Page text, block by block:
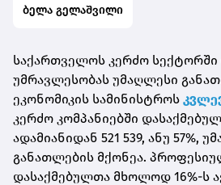
ბელა გელაშვილი
საქართველოს კერძო
უმრავლესობას უმაღლესი
ეკონომიკის სამინისტროს
კერძო კომპანიებში
ადამიანიდან 521 539, ანუ 57%,
განათლების მქონეა.
დასაქმებულთა მხოლოდ 16%-ს